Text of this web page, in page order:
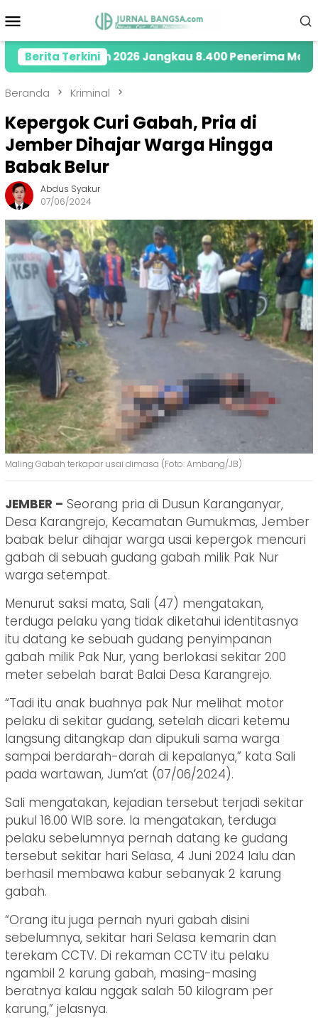
ke
Mobile
Berita Terkini
Tahun 2026 Jangkau 8.400 Penerima Manfaat
Beranda Kriminal
Kepergok Curi Gabah, Pria di
Jember Dihajar Warga Hingga
Babak Belur
Abdus Syakur
07/06/2024
Maling Gabah terkapar usai dimasa (Foto: Ambang/JB)
JEMBER – Seorang pria di Dusun Karanganyar,
Desa Karangrejo, Kecamatan Gumukmas, Jember
babak belur dihajar warga usai kepergok mencuri
gabah di sebuah gudang gabah milik Pak Nur
warga setempat.
Menurut saksi mata, Sali (47) mengatakan,
terduga pelaku yang tidak diketahui identitasnya
itu datang ke sebuah gudang penyimpanan
gabah milik Pak Nur, yang berlokasi sekitar 200
meter sebelah barat Balai Desa Karangrejo.
“Tadi itu anak buahnya pak Nur melihat motor
pelaku di sekitar gudang, setelah dicari ketemu
langsung ditangkap dan dipukuli sama warga
sampai berdarah-darah di kepalanya,” kata Sali
pada wartawan, Jum’at (07/06/2024).
Sali mengatakan, kejadian tersebut terjadi sekitar
pukul 16.00 WIB sore. Ia mengatakan, terduga
pelaku sebelumnya pernah datang ke gudang
tersebut sekitar hari Selasa, 4 Juni 2024 lalu dan
berhasil membawa kabur sebanyak 2 karung
gabah.
“Orang itu juga pernah nyuri gabah disini
sebelumnya, sekitar hari Selasa kemarin dan
terekam CCTV. Di rekaman CCTV itu pelaku
ngambil 2 karung gabah, masing-masing
beratnya kalau nggak salah 50 kilogram per
karung,” jelasnya.